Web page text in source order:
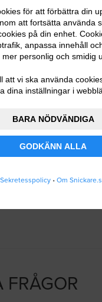
för att förbättra din
att fortsätta använda
på din enhet.
anpassa innehåll
personlig och smidig
att vi ska använda
dina inställningar i
BARA NÖDVÄNDIGA
GODKÄNN ALLA
Sekretesspolicy • Om
enligt
FRÅGOR